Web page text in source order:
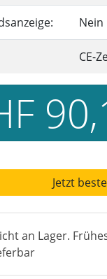
Nein
CE-
Jetzt
an Lager.